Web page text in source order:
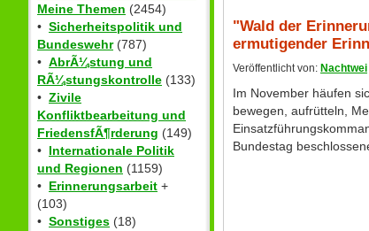
Meine Themen (2454)
• Sicherheitspolitik und
Bundeswehr(787)
• AbrÃ¼stung und
RÃ¼stungskontrolle (133)
• Zivile
Konfliktbearbeitung und
FriedensfÃ¶rderung (149)
• Internationale Politik
und Regionen (1159)
• Erinnerungsarbeit +
(103)
• Sonstiges (18)
"Wald der
ermutigender
Veröffentlicht von: Nachtwei
Im November häufen
bewegen, aufrütteln,
Bundestag